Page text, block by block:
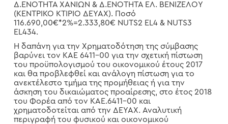
Δ.ΕΝΟΤΗΤΑ ΧΑΝΙΩΝ & Δ.ΕΝΟΤΗΤΑ ΕΛ. ΒΕΝΙΖΕΛΟΥ
(ΚΕΝΤΡΙΚΟ ΚΤΙΡΙΟ ΔΕΥΑΧ). Ποσό
116.690,00€*2%=2.333,80€ NUTS2 EL4 & NUTS3
EL434.
Η δαπάνη για την Χρηματοδότηση της σύμβασης
βαρύνει τον ΚΑΕ 6411-00 για την σχετική πίστωση
του προϋπολογισμού του οικονομικού έτους 2017
και θα προβλεφθεί και ανάλογη πίστωση για το
ανεκτέλεστο τμήμα της προμήθειας ή για την
άσκηση του δικαιώματος προαίρεσης, στο έτος 2018
του Φορέα από τον ΚΑΕ.6411-00 και
χρηματοδοτείται από την ΔΕΥΑΧ. Αναλυτική
περιγραφή του φυσικού και οικονομικού